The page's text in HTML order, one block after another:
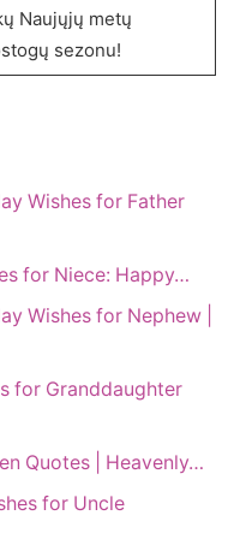
Naujųjų metų
sezonu!
Wishes for Father
for Niece: Happy…
Wishes for Nephew |
for Granddaughter
Quotes | Heavenly…
for Uncle